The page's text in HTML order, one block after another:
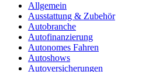
Allgemein
Ausstattung & Zubehör
Autobranche
Autofinanzierung
Autonomes Fahren
Autoshows
Autoversicherungen